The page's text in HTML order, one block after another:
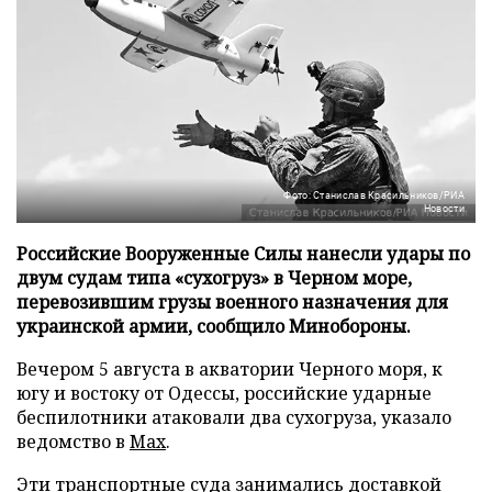
Фото: Станислав Красильников/РИА
Новости
Российские Вооруженные Силы нанесли удары по
двум судам типа «сухогруз» в Черном море,
перевозившим грузы военного назначения для
украинской армии, сообщило Минобороны.
Вечером 5 августа в акватории Черного моря, к
югу и востоку от Одессы, российские ударные
беспилотники атаковали два сухогруза, указало
ведомство в Max.
Эти транспортные суда занимались доставкой